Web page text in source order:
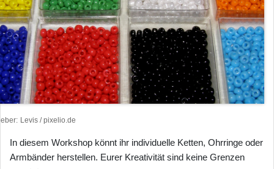
Levis / pixelio.de
In diesem Workshop könnt ihr individuelle Ketten, Ohrringe oder
Armbänder herstellen. Eurer Kreativität sind keine Grenzen